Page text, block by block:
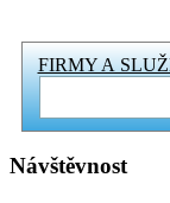
FIRMY A
Návštěvnost